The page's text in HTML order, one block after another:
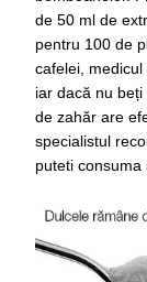
de 50 ml de
pentru 100 de
cafelei,
iar dacă nu
de zahăr are
specialistul
puteti consuma